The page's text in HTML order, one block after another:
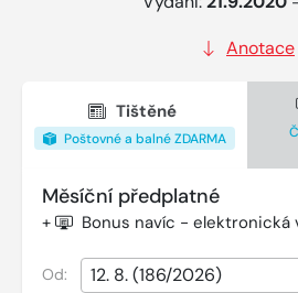
Anotace
Tištěné
Poštovné a balné ZDARMA
Měsíční předplatné
+ Bonus navíc - elektronická
Od: